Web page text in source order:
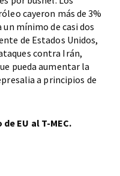
cayeron más de 3%
mínimo de casi dos
de Estados Unidos,
contra Irán,
pueda aumentar la
a principios de
EU al T-MEC.